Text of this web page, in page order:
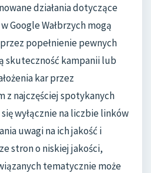
działania dotyczące
Google Wałbrzych mogą
popełnienie pewnych
skuteczność kampanii lub
kar przez
z najczęściej spotykanych
wyłącznie na liczbie linków
uwagi na ich jakość i
stron o niskiej jakości,
tematycznie może